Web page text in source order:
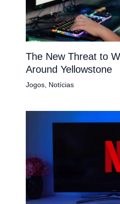
The New Threat to
Around Yellowstone
Jogos, Notícias